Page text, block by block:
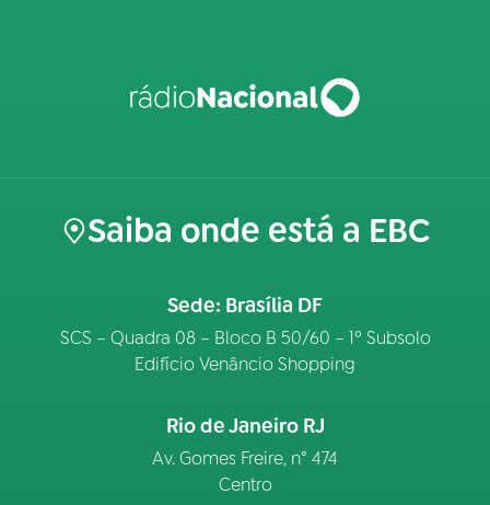
Saiba onde está a EBC
Sede: Brasília DF
SCS – Quadra 08 – Bloco B 50/60 – 1º Subsolo
Edifício Venâncio Shopping
Rio de Janeiro RJ
Av. Gomes Freire, n° 474
Centro